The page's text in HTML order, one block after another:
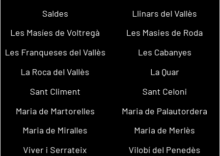
Saldes
Llinars del Vallès
Les Masíes de Voltregà
Les Masies de Roda
Les Franqueses del Vallès
Les Cabanyes
La Roca del Vallès
La Quar
Sant Climent
Sant Celoni
Maria de Martorelles
Maria de Palautordera
Maria de Miralles
Maria de Merlès
Viver i Serrateix
Vilobí del Penedès